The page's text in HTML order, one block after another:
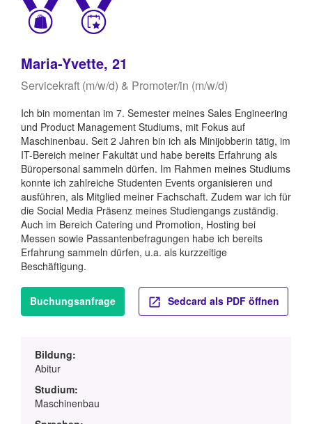
Maria-Yvette, 21
Servicekraft (m/w/d) & Promoter/in (m/w/d)
Ich bin momentan im 7. Semester meines Sales Engineering
und Product Management Studiums, mit Fokus auf
Maschinenbau. Seit 2 Jahren bin ich als Minijobberin tätig, im
IT-Bereich meiner Fakultät und habe bereits Erfahrung als
Büropersonal sammeln dürfen. Im Rahmen meines Studiums
konnte ich zahlreiche Studenten Events organisieren und
ausführen, als Mitglied meiner Fachschaft. Zudem war ich für
die Social Media Präsenz meines Studiengangs zuständig.
Auch im Bereich Catering und Promotion, Hosting bei
Messen sowie Passantenbefragungen habe ich bereits
Erfahrung sammeln dürfen, u.a. als kurzzeitige
Beschäftigung.
Buchungsanfrage Sedcard als PDF öffnen
Bildung:
Abitur
Studium:
Maschinenbau